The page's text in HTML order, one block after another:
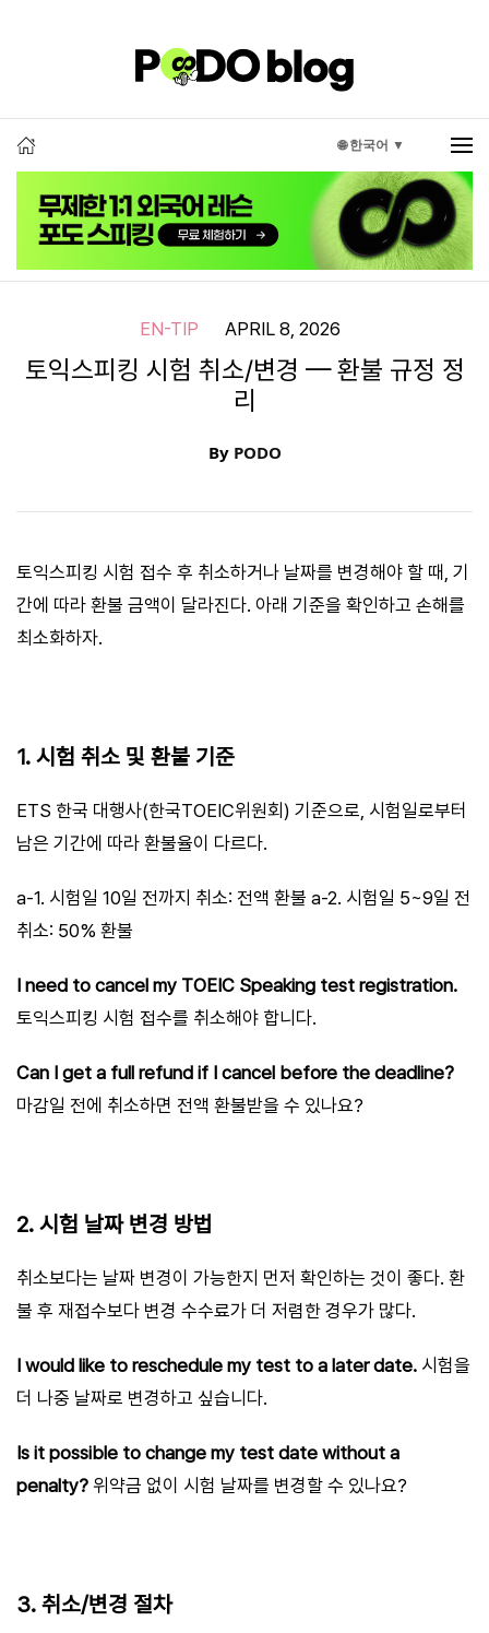
🌐 한국어 ▼
EN-TIP APRIL 8, 2026
토익스피킹 시험 취소/변경 — 환불 규정 정
리
By PODO
토익스피킹 시험 접수 후 취소하거나 날짜를 변경해야 할 때, 기
간에 따라 환불 금액이 달라진다. 아래 기준을 확인하고 손해를
최소화하자.
1. 시험 취소 및 환불 기준
ETS 한국 대행사(한국TOEIC위원회) 기준으로, 시험일로부터
남은 기간에 따라 환불율이 다르다.
a-1. 시험일 10일 전까지 취소: 전액 환불 a-2. 시험일 5~9일 전
취소: 50% 환불
I need to cancel my TOEIC Speaking test registration.
토익스피킹 시험 접수를 취소해야 합니다.
Can I get a full refund if I cancel before the deadline?
마감일 전에 취소하면 전액 환불받을 수 있나요?
2. 시험 날짜 변경 방법
취소보다는 날짜 변경이 가능한지 먼저 확인하는 것이 좋다. 환
불 후 재접수보다 변경 수수료가 더 저렴한 경우가 많다.
I would like to reschedule my test to a later date. 시험을
더 나중 날짜로 변경하고 싶습니다.
Is it possible to change my test date without a
penalty? 위약금 없이 시험 날짜를 변경할 수 있나요?
3. 취소/변경 절차